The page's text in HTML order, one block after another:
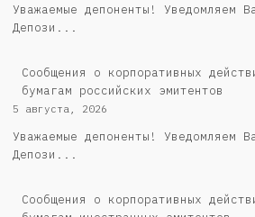
Уважаемые депоненты! Уведомляем
Депози...
Cообщения о корпоративных
бумагам российских эмитентов
5 августа, 2026
Уважаемые депоненты! Уведомляем
Депози...
Сообщения о корпоративных